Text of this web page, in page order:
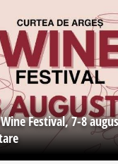
Festival, 7-8